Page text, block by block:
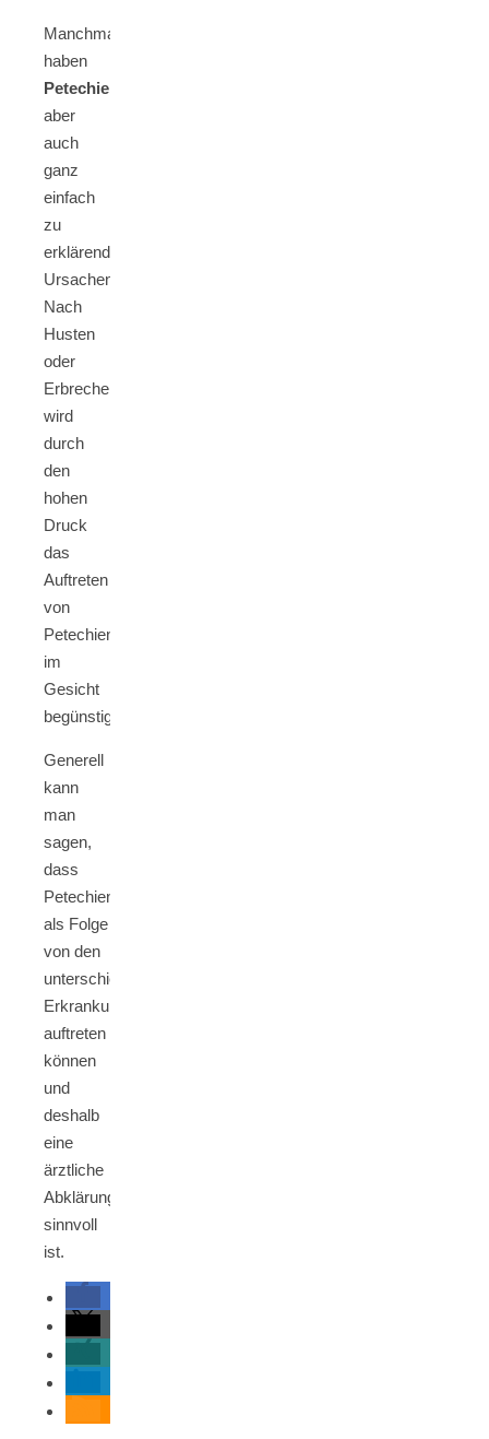
Manchmal
haben
Petechien
aber
auch
ganz
einfach
zu
erklärende
Ursachen.
Nach
Husten
oder
Erbrechen
wird
durch
den
hohen
Druck
das
Auftreten
von
Petechien
im
Gesicht
begünstigt.
Generell
kann
man
sagen,
dass
Petechien
als Folge
von den
unterschiedlichsten
Erkrankungen
auftreten
können
und
deshalb
eine
ärztliche
Abklärung
sinnvoll
ist.